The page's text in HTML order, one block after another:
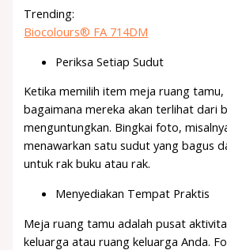
Trending:
Biocolours® FA 714DM
Periksa Setiap Sudut
Ketika memilih item meja ruang
bagaimana mereka akan terlihat dari
menguntungkan. Bingkai foto,
menawarkan satu sudut yang bagus
untuk rak buku atau rak.
Menyediakan Tempat Praktis
Meja ruang tamu adalah pusat
keluarga atau ruang keluarga Anda.